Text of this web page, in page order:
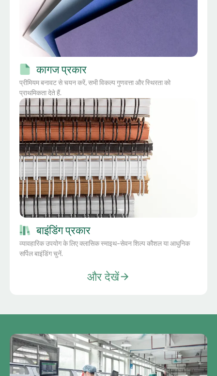
कागज प्रकार
प्रीमियम बनावट से चयन करें, सभी विकल्प गुणवत्ता और स्थिरता को
प्राथमिकता देते हैं.
बाइंडिंग प्रकार
व्यावहारिक उपयोग के लिए क्लासिक स्माइथ-सेवन शिल्प कौशल या आधुनिक
सर्पिल बाइंडिंग चुनें.
और देखें